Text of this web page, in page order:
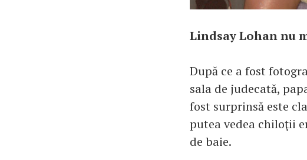
Lindsay Lohan nu
După ce a fost
sala de judecată,
fost surprinsă este
putea vedea chiloţii
de baie.